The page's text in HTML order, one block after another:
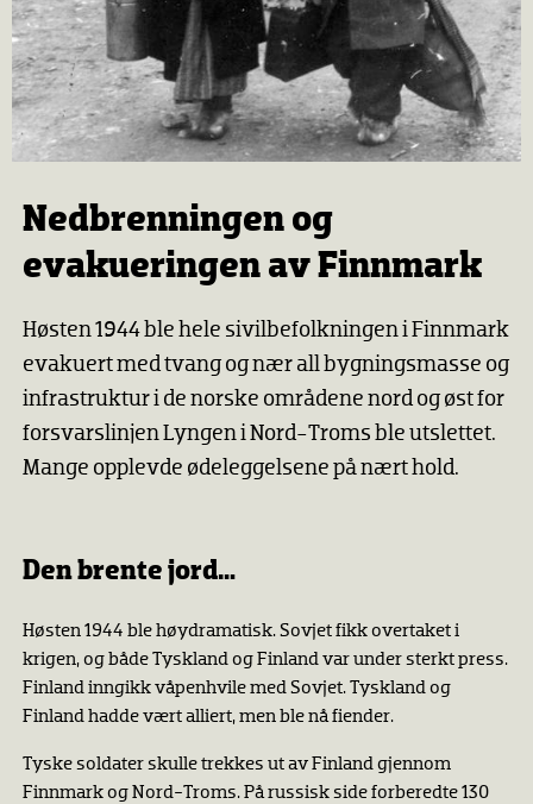
Nedbrenningen og
evakueringen av Finnmark
Høsten 1944 ble hele sivilbefolkningen i Finnmark
evakuert med tvang og nær all bygningsmasse og
infrastruktur i de norske områdene nord og øst for
forsvarslinjen Lyngen i Nord-Troms ble utslettet.
Mange opplevde ødeleggelsene på nært hold.
Den brente jord…
Høsten 1944 ble høydramatisk. Sovjet fikk overtaket i
krigen, og både Tyskland og Finland var under sterkt press.
Finland inngikk våpenhvile med Sovjet. Tyskland og
Finland hadde vært alliert, men ble nå fiender.
Tyske soldater skulle trekkes ut av Finland gjennom
Finnmark og Nord-Troms. På russisk side forberedte 130